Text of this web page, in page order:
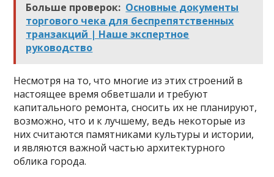
Больше проверок: Основные документы
торгового чека для беспрепятственных
транзакций | Наше экспертное
руководство
Несмотря на то, что многие из этих строений в
настоящее время обветшали и требуют
капитального ремонта, сносить их не планируют,
возможно, что и к лучшему, ведь некоторые из
них считаются памятниками культуры и истории,
и являются важной частью архитектурного
облика города.